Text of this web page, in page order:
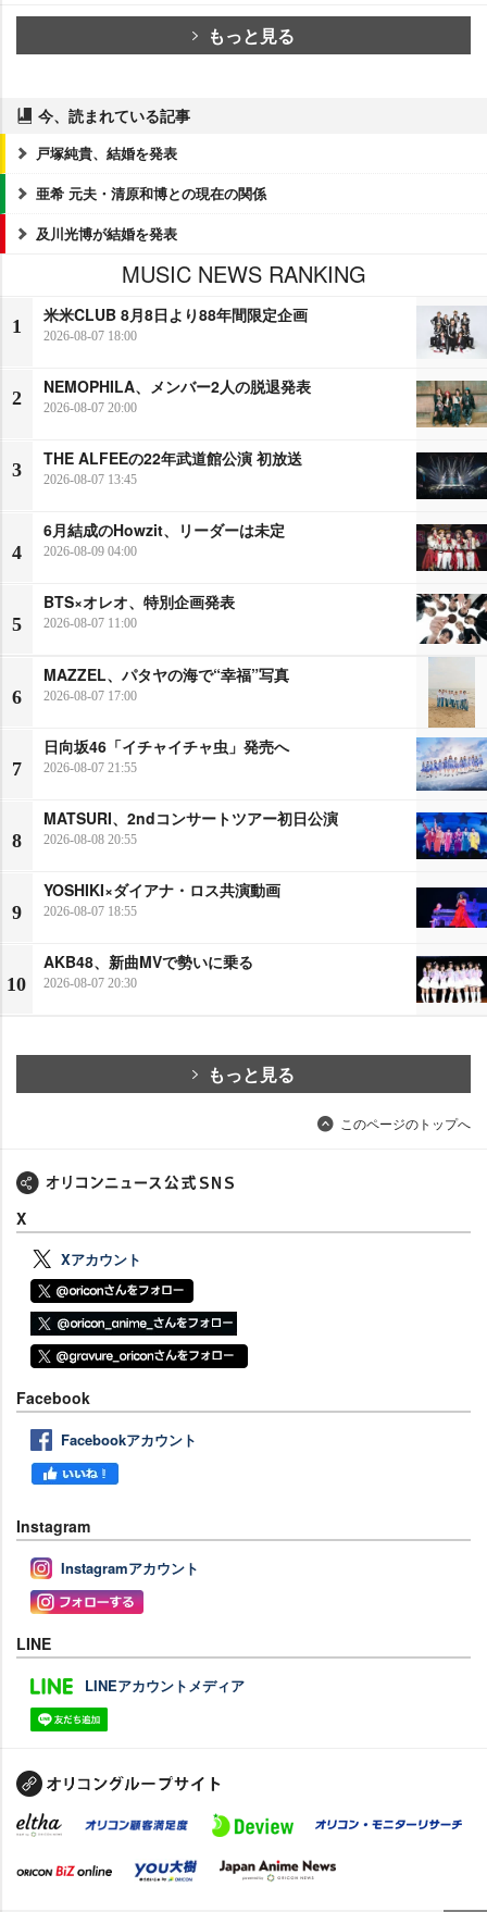
もっと見る
今、読まれている記事
戸塚純貴、結婚を発表
亜希 元夫・清原和博との現在の関係
及川光博が結婚を発表
MUSIC NEWS RANKING
1
米米CLUB 8月8日より88年間限定企画
2026-08-07 18:00
2
NEMOPHILA、メンバー2人の脱退発表
2026-08-07 20:00
3
THE ALFEEの22年武道館公演 初放送
2026-08-07 13:45
4
6月結成のHowzit、リーダーは未定
2026-08-09 04:00
5
BTS×オレオ、特別企画発表
2026-08-07 11:00
6
MAZZEL、パタヤの海で“幸福”写真
2026-08-07 17:00
7
日向坂46「イチャイチャ虫」発売へ
2026-08-07 21:55
8
MATSURI、2ndコンサートツアー初日公演
2026-08-08 20:55
9
YOSHIKI×ダイアナ・ロス共演動画
2026-08-07 18:55
10
AKB48、新曲MVで勢いに乗る
2026-08-07 20:30
もっと見る
このページのトップへ
X
Xアカウント
Facebook
Facebookアカウント
Instagram
Instagramアカウント
LINE
LINEアカウントメディア